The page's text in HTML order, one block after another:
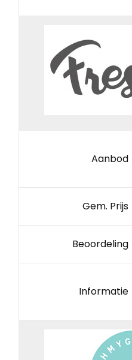
Aanbod
Gem. Prijs
Beoordeling
Informatie